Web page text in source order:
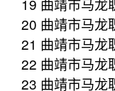
20 曲靖市马龙
21 曲靖市马龙
22 曲靖市马龙
23 曲靖市马龙